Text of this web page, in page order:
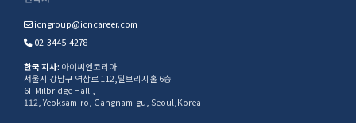
icngroup@icncareer.com
02-3445-4278
한국 지사: 아이씨엔코리아
서울시 강남구 역삼로 112,밀브리지홀 6층
6F Milbridge Hall.,
112, Yeoksam-ro, Gangnam-gu, Seoul,Korea